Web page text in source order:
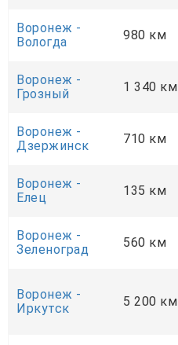
Воронеж -
Вологда
980 км
Воронеж -
Грозный
1 340 км
Воронеж -
Дзержинск
710 км
Воронеж -
Елец
135 км
Воронеж -
Зеленоград
560 км
Воронеж -
Иркутск
5 200 км